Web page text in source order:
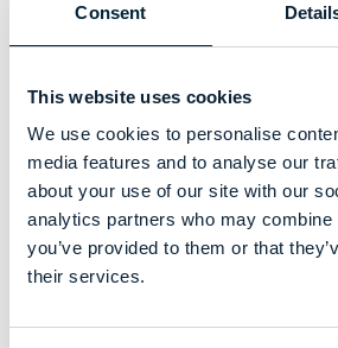
Consent
This website uses cookies
We use cookies to personalise
media features and to analyse our
about your use of our site with our
analytics partners who may
you’ve provided to them or that
their services.